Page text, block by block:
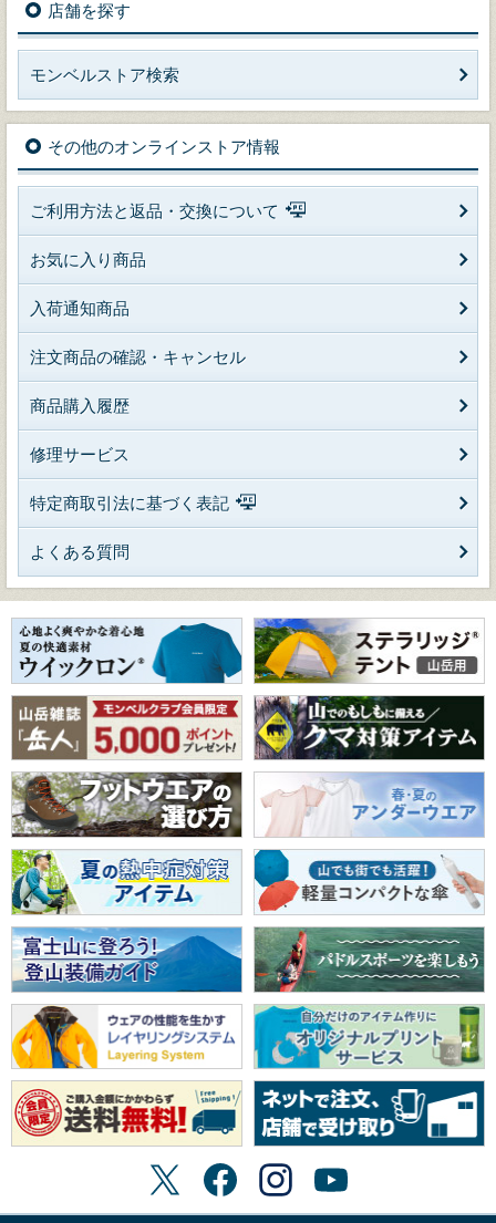
店舗を探す
モンベルストア検索
その他のオンラインストア情報
ご利用方法と返品・交換について
お気に入り商品
入荷通知商品
注文商品の確認・キャンセル
商品購入履歴
修理サービス
特定商取引法に基づく表記
よくある質問